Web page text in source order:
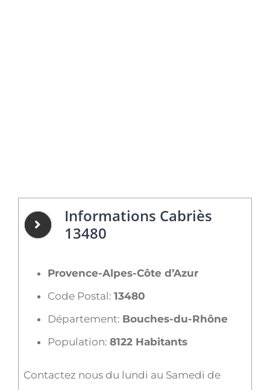
Informations Cabriès
13480
Provence-Alpes-Côte d’Azur
Code Postal: 13480
Département: Bouches-du-Rhône
Population: 8122 Habitants
Contactez nous du lundi au Samedi de